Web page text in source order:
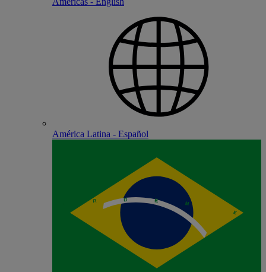
América Latina - Español